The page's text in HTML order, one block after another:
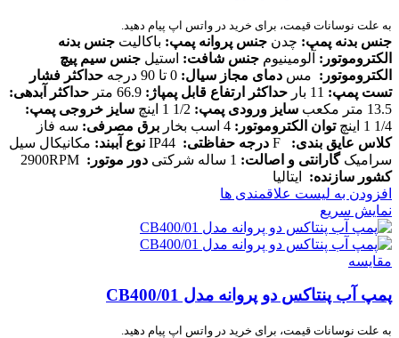
به علت نوسانات قیمت، برای خرید در واتس اپ پیام دهید.
جنس بدنه پمپ: چدن جنس پروانه پمپ: باکالیت جنس بدنه
الکتروموتور: آلومینیوم جنس شافت: استیل جنس سیم پیچ
الکتروموتور: مس دمای مجاز سیال:
حداکثر فشار
تست پمپ:
حداکثر ارتفاع قابل پمپاژ:
حداکثر آبدهی:
13.5 متر مکعب
سایز ورودی پمپ:
سایز خروجی پمپ:
1/4 1 اینچ
توان الکتروموتور: برق مصرفی: سه فاز
کلاس عایق بندی:
درجه حفاظتی: نوع آببند: مکانیکال سیل
سرامیکگارانتی و اصالت: دور موتور:
کشور سازنده: ایتالیا
افزودن به لیست علاقمندی ها
نمایش سریع
مقایسه
پمپ آب پنتاکس دو پروانه مدل CB400/01
به علت نوسانات قیمت، برای خرید در واتس اپ پیام دهید.